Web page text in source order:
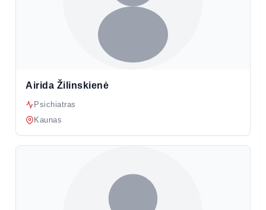
Airida Žilinskienė
Psichiatras
Kaunas